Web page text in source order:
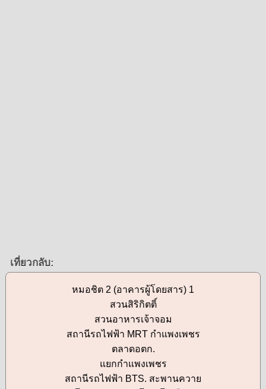
เที่ยวกลับ:
หมอชิต 2 (อาคารผู้โดยสาร) 1
สวนสิริกิตติ์
สวนอาหารเจ้าจอม
สถานีรถไฟฟ้า MRT กำแพงเพชร
ตลาดอตก.
แยกกำแพงเพชร
สถานีรถไฟฟ้า BTS. สะพานควาย